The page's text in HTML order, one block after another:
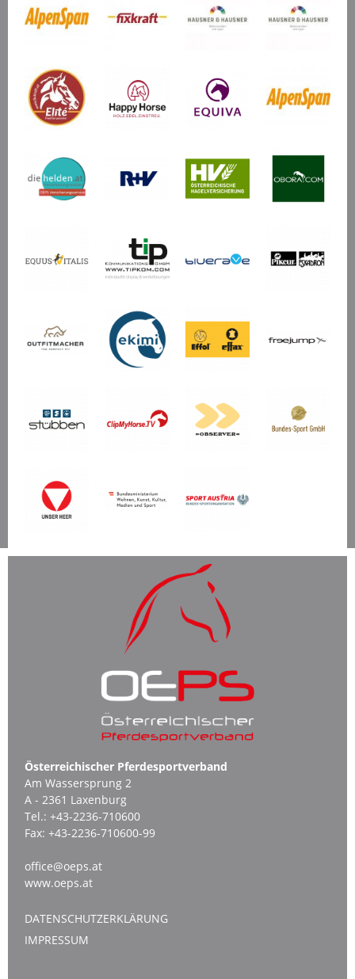
Österreichischer Pferdesportverband
Am Wassersprung 2
A - 2361 Laxenburg
Tel.: +43-2236-710600
Fax: +43-2236-710600-99
office@oeps.at
www.oeps.at
DATENSCHUTZERKLÄRUNG
IMPRESSUM